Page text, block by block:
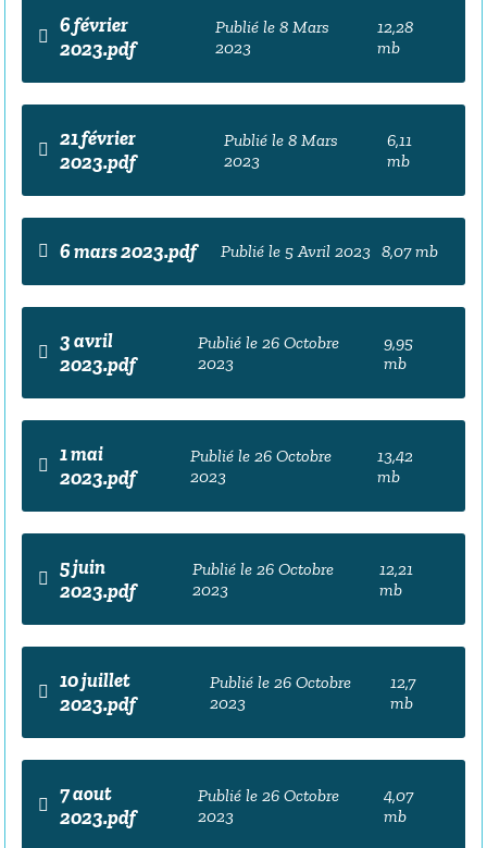
6 février
2023.pdf
Publié le 8 Mars
2023
12,28
mb
21 février
2023.pdf
Publié le 8 Mars
2023
6,11
mb
6 mars 2023.pdf Publié le 5 Avril 2023 8,07 mb
3 avril
2023.pdf
Publié le 26 Octobre
2023
9,95
mb
1 mai
2023.pdf
Publié le 26 Octobre
2023
13,42
mb
5 juin
2023.pdf
Publié le 26 Octobre
2023
12,21
mb
10 juillet
2023.pdf
Publié le 26 Octobre
2023
12,7
mb
7 aout
2023.pdf
Publié le 26 Octobre
2023
4,07
mb